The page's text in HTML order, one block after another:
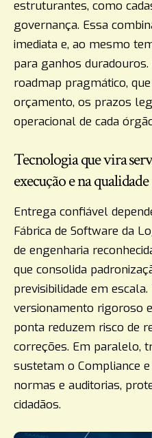
estruturantes, como
governança. Essa
imediata e, ao mesmo
para ganhos
roadmap pragmático,
orçamento, os prazos
operacional de cada
Tecnologia que vira
execução e na qualidade
Entrega confiável
Fábrica de Software da
de engenharia
que consolida
previsibilidade em
versionamento rigoroso
ponta reduzem risco de
correções. Em paralelo,
sustetam o Compliance
normas e auditorias,
cidadãos.